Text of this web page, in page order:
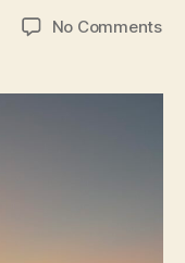
No Commentson